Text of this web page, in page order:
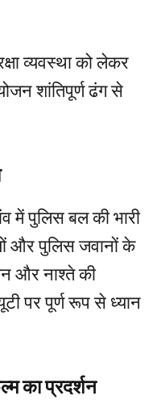
व्यवस्था को लेकर
शांतिपूर्ण ढंग से
में पुलिस बल की भारी
और पुलिस जवानों के
और नाश्ते की
पर पूर्ण रूप से ध्यान
का प्रदर्शन